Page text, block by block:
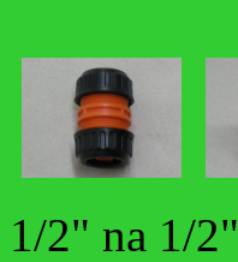
1/2" na 1/2"